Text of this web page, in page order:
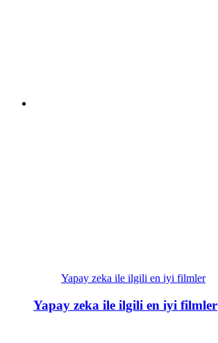
Yapay zeka ile ilgili en iyi filmler
Yapay zeka ile ilgili en iyi filmler